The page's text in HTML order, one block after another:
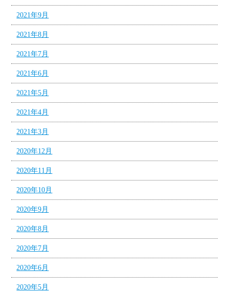
2021年9月
2021年8月
2021年7月
2021年6月
2021年5月
2021年4月
2021年3月
2020年12月
2020年11月
2020年10月
2020年9月
2020年8月
2020年7月
2020年6月
2020年5月